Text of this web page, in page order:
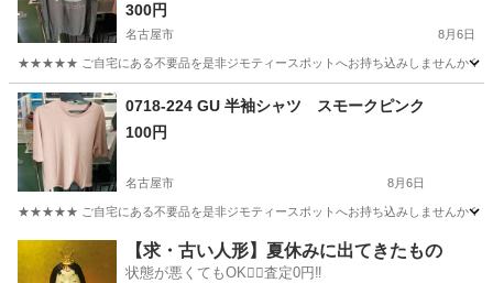
300円
名古屋市 8月6日
★★★★★ ご自宅にある不要品を是非ジモティースポットへお持ち込みしませんか？
愛知 名古屋市 0718-224 GU 半袖シャツ スモークピンク
100円
名古屋市 8月6日
★★★★★ ご自宅にある不要品を是非ジモティースポットへお持ち込みしませんか？
ポロシャツ スモーク
【求・古い人形】夏休みに出てきたもの
状態が悪くてもOK🙆‍♀️査定0円‼️